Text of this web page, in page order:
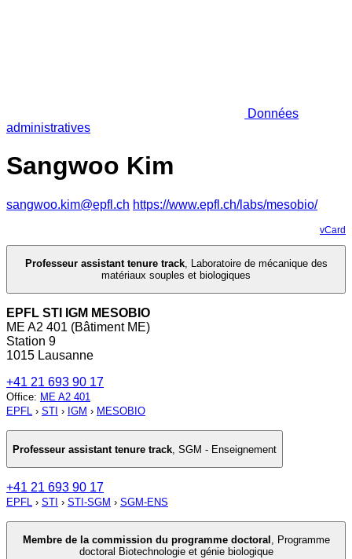
Données
administratives
Sangwoo Kim
sangwoo.kim@epfl.ch https://www.epfl.ch/labs/mesobio/
vCard
Professeur assistant tenure track, Laboratoire de mécanique des
matériaux souples et biologiques
EPFL STI IGM MESOBIO
ME A2 401 (Bâtiment ME)
Station 9
1015 Lausanne
+41 21 693 90 17
Office: ME A2 401
EPFL › STI › IGM › MESOBIO
Professeur assistant tenure track SGM - Enseignement
+41 21 693 90 17
EPFL › STI › STI-SGM › SGM-ENS
Membre de la commission du programme doctoral , Programme
doctoral Biotechnologie et génie biologique